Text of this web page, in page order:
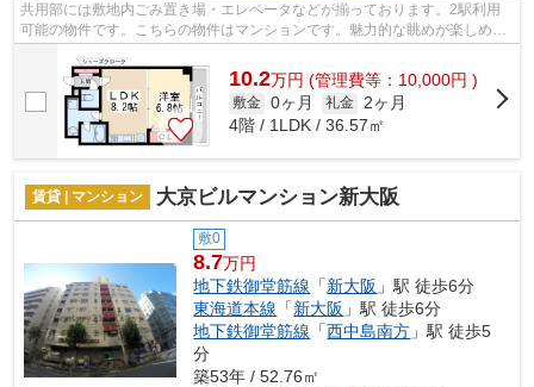
共用部には敷地内ごみ置き場・エレベータなどが揃っております。2駅利用
可能の物件です。こちらの物件はマンションです。魅力的な眺めが楽しめる
10.2万円 (管理費等：10,000円 )
敷金 0ヶ月 礼金
2ヶ月
4階 / 1LDK / 36.57㎡
賃貸 | マンション 大京ビルマンション新大阪
敷0
8.7万円
地下鉄御堂筋線 「新大阪 」駅 徒歩6分
東海道本線 「新大阪 」駅 徒歩6分
地下鉄御堂筋線 「西中島南方 」駅 徒歩5
分
築53年 / 52.76㎡